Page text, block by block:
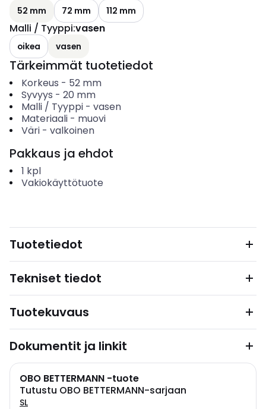
52 mm 72 mm 112 mm
Malli / Tyyppi:vasen
oikea vasen
Tärkeimmät tuotetiedot
Korkeus - 52 mm
Syvyys - 20 mm
Malli / Tyyppi- vasen
Materiaali- muovi
Väri- valkoinen
Pakkaus ja ehdot
1 kpl
Vakiokäyttötuote
Tuotetiedot
Tekniset tiedot
Tuotekuvaus
Dokumentit ja linkit
OBO BETTERMANN -tuote
Tutustu OBO BETTERMANN-sarjaan
SL